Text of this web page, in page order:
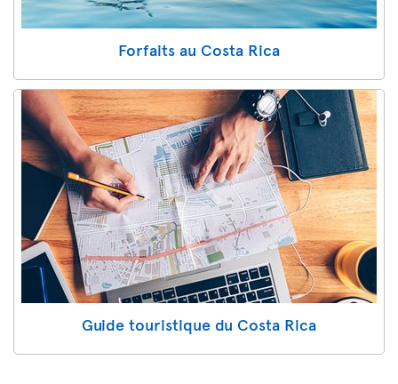
Forfaits au Costa Rica
Guide touristique du Costa Rica